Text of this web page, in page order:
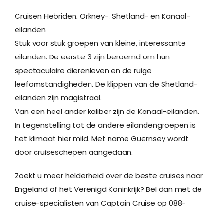
Cruisen Hebriden, Orkney-, Shetland- en Kanaal-
eilanden
Stuk voor stuk groepen van kleine, interessante
eilanden. De eerste 3 zijn beroemd om hun
spectaculaire dierenleven en de ruige
leefomstandigheden. De klippen van de Shetland-
eilanden zijn magistraal.
Van een heel ander kaliber zijn de Kanaal-eilanden.
In tegenstelling tot de andere eilandengroepen is
het klimaat hier mild. Met name Guernsey wordt
door cruiseschepen aangedaan.
Zoekt u meer helderheid over de beste cruises naar
Engeland of het Verenigd Koninkrijk? Bel dan met de
cruise-specialisten van Captain Cruise op 088-